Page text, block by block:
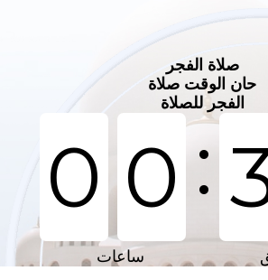
صلاة الفجر
حان الوقت صلاة
الفجر للصلاة
0 0:
ساعات